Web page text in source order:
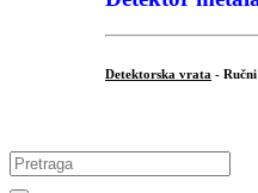
Detektorska vrata -
Search
for: